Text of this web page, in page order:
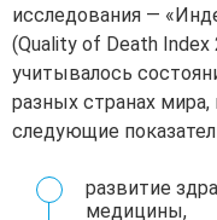
исследования —
(Quality of Death Index
учитывалось
разных странах
следующие
развитие
медицины,